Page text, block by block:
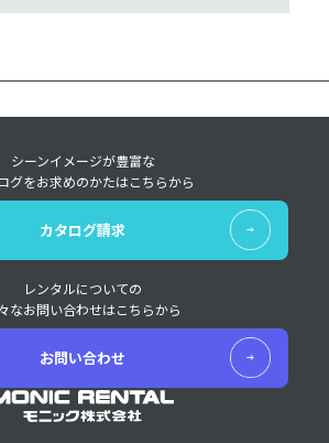
シーンイメージが豊富な
グをお求めのかたはこちらから
カタログ請求
レンタルについての
なお問い合わせはこちらから
お問い合わせ